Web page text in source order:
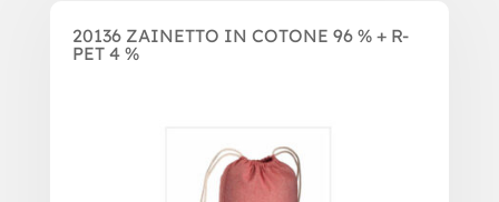
20136 ZAINETTO IN COTONE 96 % + R-
PET 4 %